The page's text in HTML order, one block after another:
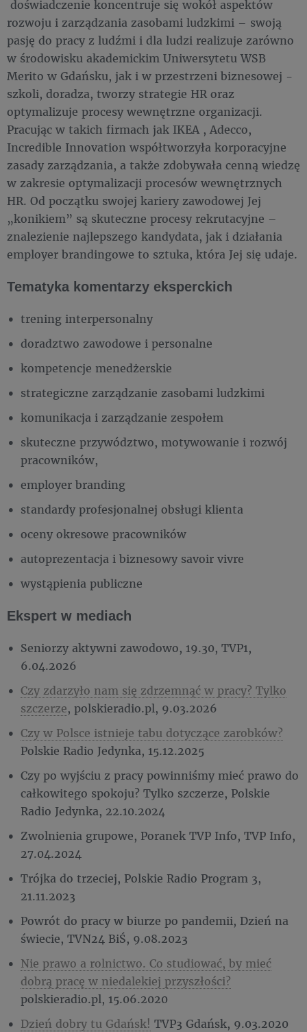
doświadczenie koncentruje się wokół aspektów
rozwoju i zarządzania zasobami ludzkimi – swoją
pasję do pracy z ludźmi i dla ludzi realizuje zarówno
w środowisku akademickim Uniwersytetu WSB
Merito w Gdańsku, jak i w przestrzeni biznesowej -
szkoli, doradza, tworzy strategie HR oraz
optymalizuje procesy wewnętrzne organizacji.
Pracując w takich firmach jak IKEA , Adecco,
Incredible Innovation współtworzyła korporacyjne
zasady zarządzania, a także zdobywała cenną wiedzę
w zakresie optymalizacji procesów wewnętrznych
HR. Od początku swojej kariery zawodowej Jej
„konikiem” są skuteczne procesy rekrutacyjne –
znalezienie najlepszego kandydata, jak i działania
employer brandingowe to sztuka, która Jej się udaje.
Tematyka komentarzy eksperckich
trening interpersonalny
doradztwo zawodowe i personalne
kompetencje menedżerskie
strategiczne zarządzanie zasobami ludzkimi
komunikacja i zarządzanie zespołem
skuteczne przywództwo, motywowanie i rozwój
pracowników,
employer branding
standardy profesjonalnej obsługi klienta
oceny okresowe pracowników
autoprezentacja i biznesowy savoir vivre
wystąpienia publiczne
Ekspert w mediach
Seniorzy aktywni zawodowo, 19.30, TVP1,
6.04.2026
Czy zdarzyło nam się zdrzemnąć w pracy? Tylko
szczerze, polskieradio.pl, 9.03.2026
Czy w Polsce istnieje tabu dotyczące zarobków?
Polskie Radio Jedynka, 15.12.2025
Czy po wyjściu z pracy powinniśmy mieć prawo do
całkowitego spokoju? Tylko szczerze, Polskie
Radio Jedynka, 22.10.2024
Zwolnienia grupowe, Poranek TVP Info, TVP Info,
27.04.2024
Trójka do trzeciej, Polskie Radio Program 3,
21.11.2023
Powrót do pracy w biurze po pandemii, Dzień na
świecie, TVN24 BiŚ, 9.08.2023
Nie prawo a rolnictwo. Co studiować, by mieć
dobrą pracę w niedalekiej przyszłości?
polskieradio.pl, 15.06.2020
Dzień dobry tu Gdańsk! TVP3 Gdańsk, 9.03.2020